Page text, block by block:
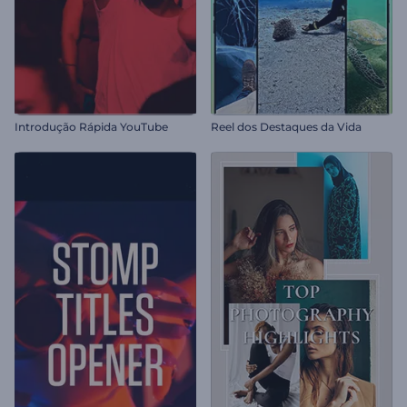
Introdução Rápida YouTube Reel dos Destaques da Vida